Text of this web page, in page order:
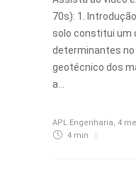
70s): 1.
solo constitui um
determinantes
geotécnico dos
a…
APL Engenharia, 4
4 min